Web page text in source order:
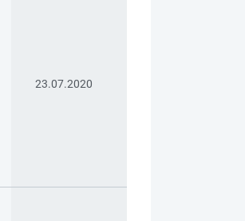
23.07.2020